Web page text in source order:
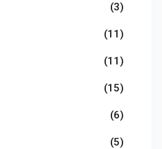
(3)
(11)
(11)
(15)
(6)
(5)